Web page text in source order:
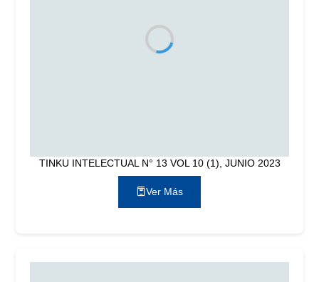
TINKU INTELECTUAL N° 13 VOL 10 (1), JUNIO 2023
Ver Más